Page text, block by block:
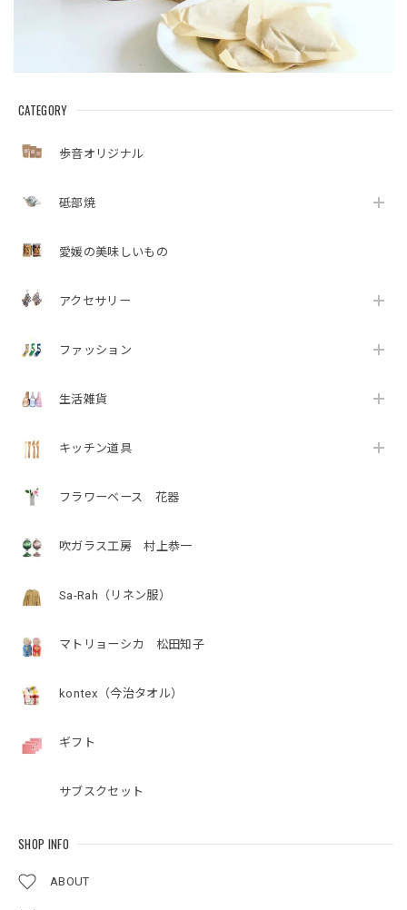
CATEGORY
歩音オリジナル
砥部焼
愛媛の美味しいもの
アクセサリー
ファッション
生活雑貨
キッチン道具
フラワーベース 花器
吹ガラス工房 村上恭一
Sa-Rah（リネン服）
マトリョーシカ 松田知子
kontex（今治タオル）
ギフト
サブスクセット
SHOP INFO
ABOUT